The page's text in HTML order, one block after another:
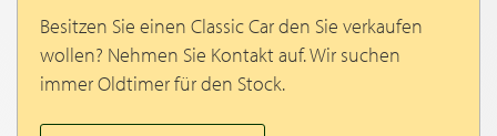
Besitzen Sie einen Classic Car den Sie verkaufen
wollen? Nehmen Sie Kontakt auf. Wir suchen
immer Oldtimer für den Stock.